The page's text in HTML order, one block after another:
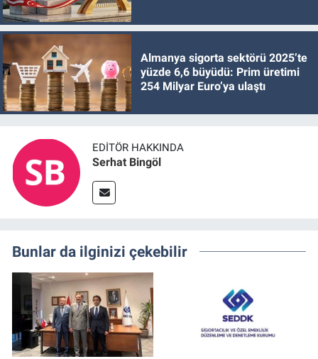
Almanya sigorta sektörü 2025’te
yüzde 6,6 büyüdü: Prim üretimi
254 Milyar Euro’ya ulaştı
EDITÖR HAKKINDA
Serhat Bingöl
Bunlar da ilginizi çekebilir